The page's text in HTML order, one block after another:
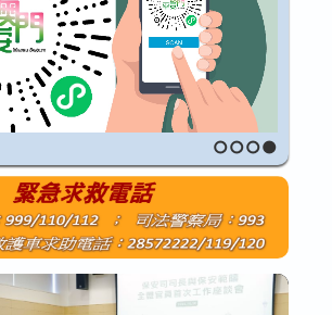
1 2 3 4